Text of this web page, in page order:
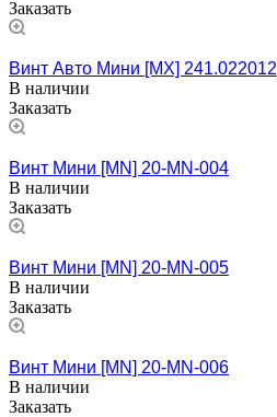
Заказать
Винт Авто Мини [MX] 241.022012
В наличии
Заказать
Винт Мини [MN] 20-MN-004
В наличии
Заказать
Винт Мини [MN] 20-MN-005
В наличии
Заказать
Винт Мини [MN] 20-MN-006
В наличии
Заказать